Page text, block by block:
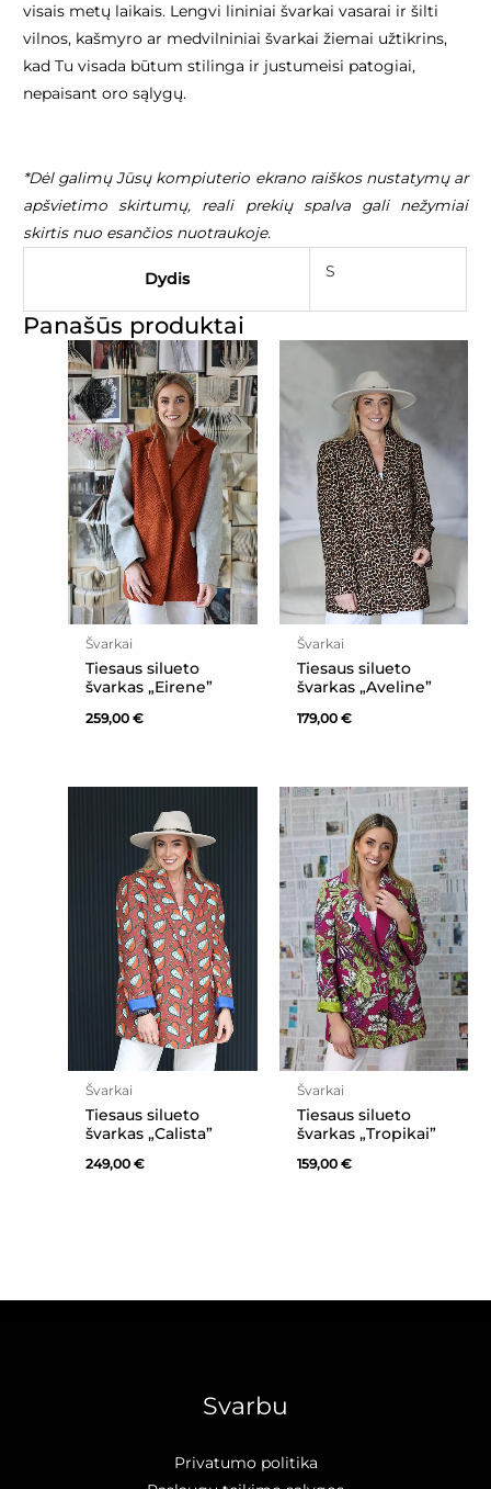
visais metų laikais. Lengvi lininiai švarkai vasarai ir šilti
vilnos, kašmyro ar medvilniniai švarkai žiemai užtikrins,
kad Tu visada būtum stilinga ir justumeisi patogiai,
nepaisant oro sąlygų.
*Dėl galimų Jūsų kompiuterio ekrano raiškos nustatymų ar
apšvietimo skirtumų, reali prekių spalva gali nežymiai
skirtis nuo esančios nuotraukoje.
Dydis S
Panašūs produktai
Švarkai
Tiesaus silueto
švarkas „Eirene”
259,00€
Švarkai
Tiesaus silueto
švarkas „Aveline”
179,00 €
Švarkai
Tiesaus silueto
švarkas „Calista”
249,00€
Švarkai
Tiesaus silueto
švarkas „Tropikai”
159,00 €
Svarbu
Privatumo politika